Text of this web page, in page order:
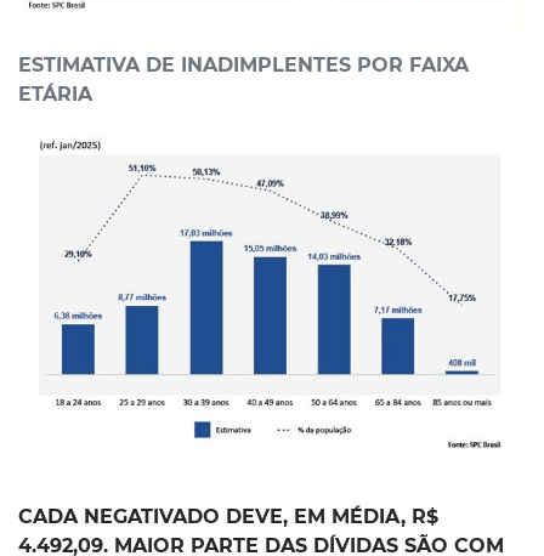
ESTIMATIVA DE INADIMPLENTES POR FAIXA
ETÁRIA
CADA NEGATIVADO DEVE, EM MÉDIA, R$
4.492,09. MAIOR PARTE DAS DÍVIDAS SÃO COM